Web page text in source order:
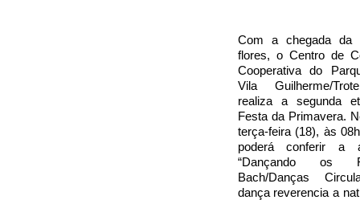
Com a chegada da
flores, o Centro de
Cooperativa do
Vila Guilherme/
realiza a segunda
Festa da Primavera.
terça-feira (18), às
poderá conferir a
“Dançando os
Bach/Danças
dança reverencia a